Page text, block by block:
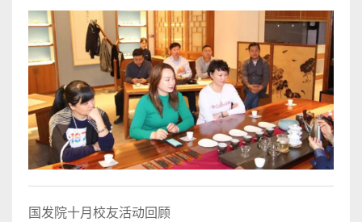
国发院十月校友活动回顾